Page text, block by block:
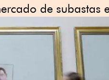
de subastas